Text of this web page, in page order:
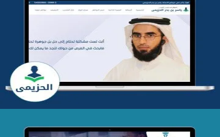
تطوير موقع المدرب ياسر الحزيمي
التفاصيل